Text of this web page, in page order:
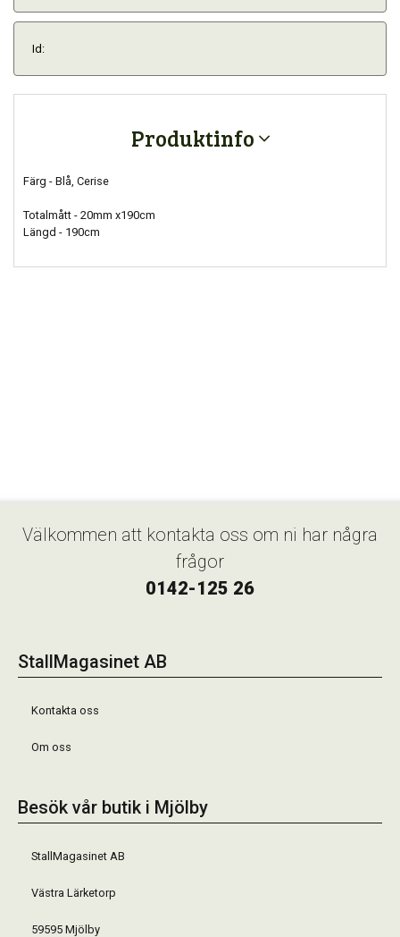
Id:
Produktinfo
Färg - Blå, Cerise
Totalmått - 20mm x190cm
Längd - 190cm
Välkommen att kontakta oss om ni har några
frågor
0142-125 26
StallMagasinet AB
Kontakta oss
Om oss
Besök vår butik i Mjölby
StallMagasinet AB
Västra Lärketorp
59595 Mjölby